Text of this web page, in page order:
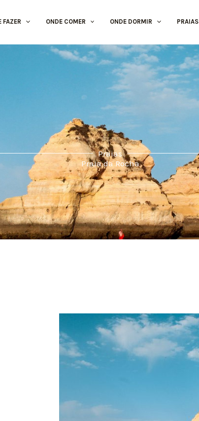
FAZER ONDE COMER ONDE DORMIR PRAIAS
Praias
Praia da Rocha